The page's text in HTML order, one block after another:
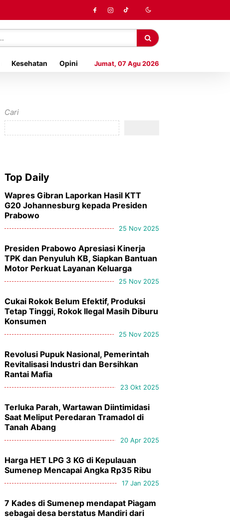
Kesehatan Opini Jumat, 07 Agu 2026
Cari
Top Daily
Wapres Gibran Laporkan Hasil KTT
G20 Johannesburg kepada Presiden
Prabowo
25 Nov 2025
Presiden Prabowo Apresiasi Kinerja
TPK dan Penyuluh KB, Siapkan Bantuan
Motor Perkuat Layanan Keluarga
25 Nov 2025
Cukai Rokok Belum Efektif, Produksi
Tetap Tinggi, Rokok Ilegal Masih Diburu
Konsumen
25 Nov 2025
Revolusi Pupuk Nasional, Pemerintah
Revitalisasi Industri dan Bersihkan
Rantai Mafia
23 Okt 2025
Terluka Parah, Wartawan Diintimidasi
Saat Meliput Peredaran Tramadol di
Tanah Abang
20 Apr 2025
Harga HET LPG 3 KG di Kepulauan
Sumenep Mencapai Angka Rp35 Ribu
17 Jan 2025
7 Kades di Sumenep mendapat Piagam
sebagai desa berstatus Mandiri dari